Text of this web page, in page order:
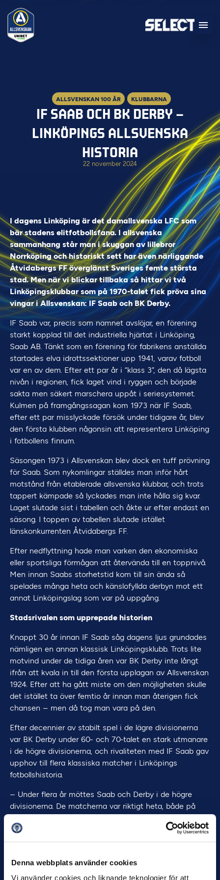
Denna webbplats använder cookies
Vi använder cookies och liknande teknologier för att
ALLSVENSKAN 100 ÅR KLUBBARNA
IF SAAB OCH BK DERBY –
LINKÖPINGS ALLSVENSKA
HISTORIA
22 november 2024
I dagens Linköping är det damallsvenska LFC som
bär stadens elitfotbollsfana. I allsvenska
sammanhang står man i skuggan av lillebror
Norrköping och historiskt sett har även närliggande
Åtvidabergs FF överglänst Sveriges femte största
stad. Men när vi blickar tillbaka så hittar vi två
Linköpingsklubbar som på 1970-talet fick pröva sina
vingar i Allsvenskan: IF Saab och BK Derby.
IF Saab var, precis som namnet avslöjar, en förening
starkt kopplad till det industriella hjärtat i Linköping,
Saab AB. Tänkt som en förening för fabrikens anställda
startades elva idrottssektioner upp 1941, varav fotboll
var en av dem. Efter ett par år i “klass 3”, den då lägsta
nivån i regionen, fick laget vind i ryggen och började
sakta men säkert marschera uppåt i seriesystemet.
Kulmen på framgångssagan kom 1973 när IF Saab,
efter ett par misslyckade försök under tidigare år, blev
den första klubben någonsin att representera Linköping
i fotbollens finrum.
Säsongen 1973 i Allsvenskan blev dock en tuff prövning
för Saab. Som nykomlingar ställdes man inför hårt
motstånd från etablerade allsvenska klubbar, och trots
tappert kämpade så lyckades man inte hålla sig kvar.
Laget slutade sist i tabellen och åkte ur efter endast en
säsong. I toppen av tabellen slutade istället
länskonkurrenten Åtvidabergs FF.
Efter nedflyttning hade man varken den ekonomiska
eller sportsliga förmågan att återvända till en toppnivå.
Men innan Saabs storhetstid kom till sin ända så
spelades många heta och känslofyllda derbyn mot ett
annat Linköpingslag som var på uppgång.
Stadsrivalen som upprepade historien
Knappt 30 år innan IF Saab såg dagens ljus grundades
nämligen en annan klassisk Linköpingsklubb. Trots lite
motvind under de tidiga åren var BK Derby inte långt
ifrån att kvala in till den första upplagan av Allsvenskan
1924. Efter att ha gått miste om den möjligheten skulle
det istället ta över femtio år innan man återigen fick
chansen – men då tog man vara på den.
Efter decennier av stabilt spel i de lägre divisionerna
var BK Derby under 60- och 70-talet en stark utmanare
i de högre divisionerna, och rivaliteten med IF Saab gav
upphov till flera klassiska matcher i Linköpings
fotbollshistoria.
– Under flera år möttes Saab och Derby i de högre
divisionerna. De matcherna var riktigt heta, både på
fortfarande ihåg spänningen på läktaren mellan oss
supportrar, säger Dag-Iwe Johansson, idag ordförande i
Men efter att Saab nått Allsvenskan och trillat ur